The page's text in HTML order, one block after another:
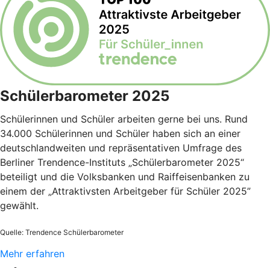
Schülerbarometer 2025
Schülerinnen und Schüler arbeiten gerne bei uns. Rund
34.000 Schülerinnen und Schüler haben sich an einer
deutschlandweiten und repräsentativen Umfrage des
Berliner Trendence-Instituts „Schülerbarometer 2025“
beteiligt und die Volksbanken und Raiffeisenbanken zu
einem der „Attraktivsten Arbeitgeber für Schüler 2025”
gewählt.
Quelle: Trendence Schülerbarometer
Mehr erfahren